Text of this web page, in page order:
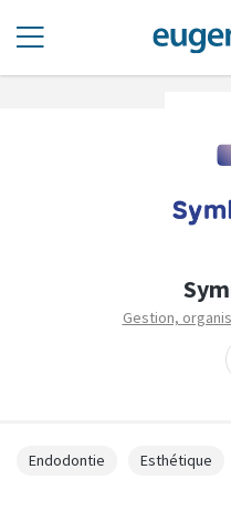
Gestion,
Endodontie Esthétique